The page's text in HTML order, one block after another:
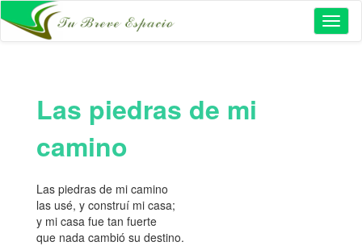
Las piedras de mi
camino
Las piedras de mi camino
las usé, y construí mi casa;
y mi casa fue tan fuerte
que nada cambió su destino.